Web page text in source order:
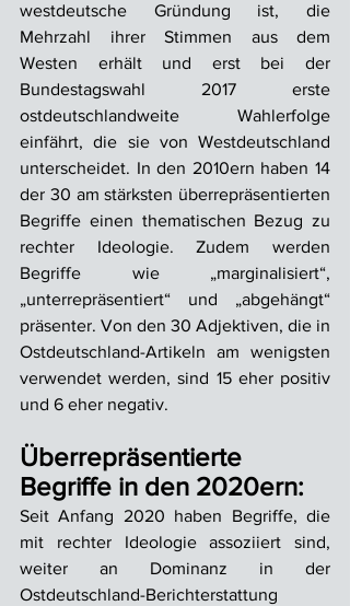
westdeutsche Gründung ist, die
Mehrzahl ihrer Stimmen aus dem
Westen erhält und erst bei der
Bundestagswahl 2017 erste
ostdeutschlandweite Wahlerfolge
einfährt, die sie von Westdeutschland
unterscheidet. In den 2010ern haben 14
der 30 am stärksten überrepräsentierten
Begriffe einen thematischen Bezug zu
rechter Ideologie. Zudem werden
Begriffe wie „marginalisiert“,
„unterrepräsentiert“ und „abgehängt“
präsenter. Von den 30 Adjektiven, die in
Ostdeutschland-Artikeln am wenigsten
verwendet werden, sind 15 eher positiv
und 6 eher negativ.
Überrepräsentierte
Begriffe in den 2020ern:
Seit Anfang 2020 haben Begriffe, die
mit rechter Ideologie assoziiert sind,
weiter an Dominanz in der
Ostdeutschland-Berichterstattung